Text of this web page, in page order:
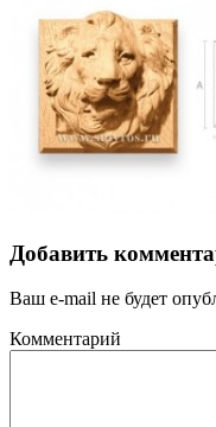
Добавить
Ваш e-mail не будет
Комментарий